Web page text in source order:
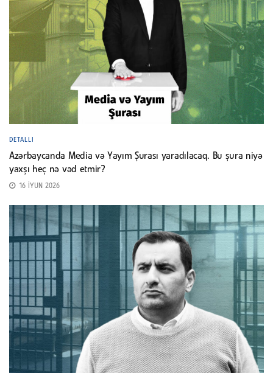
DETALLI
Azərbaycanda Media və Yayım Şurası yaradılacaq. Bu şura niyə
yaxşı heç nə vəd etmir?
16 İYUN 2026